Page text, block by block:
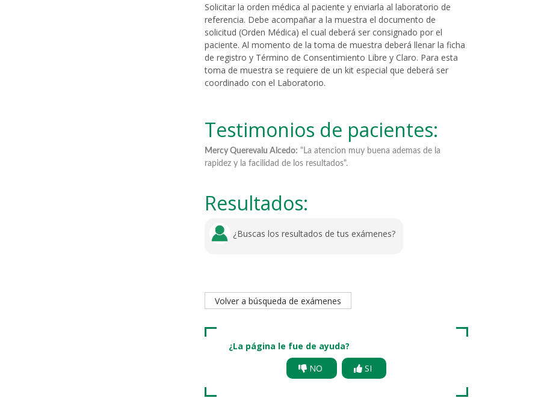
Solicitar la orden médica al paciente y enviarla al laboratorio de
referencia. Debe acompañar a la muestra el documento de
solicitud (Orden Médica) el cual deberá ser consignado por el
paciente. Al momento de la toma de muestra deberá llenar la ficha
de registro y Término de Consentimiento Libre y Claro. Para esta
toma de muestra se requiere de un kit especial que deberá ser
coordinado con el Laboratorio.
Testimonios de pacientes:
Mercy Querevalu Alcedo:"La atencion muy buena ademas de la
rapidez y la facilidad de los resultados".
Santos Reinaldo Chávez Chaupe:
Resultados:
¿Buscas los resultados de tus exámenes?
Volver a búsqueda de exámenes
¿La página le fue de ayuda?
NO
SI